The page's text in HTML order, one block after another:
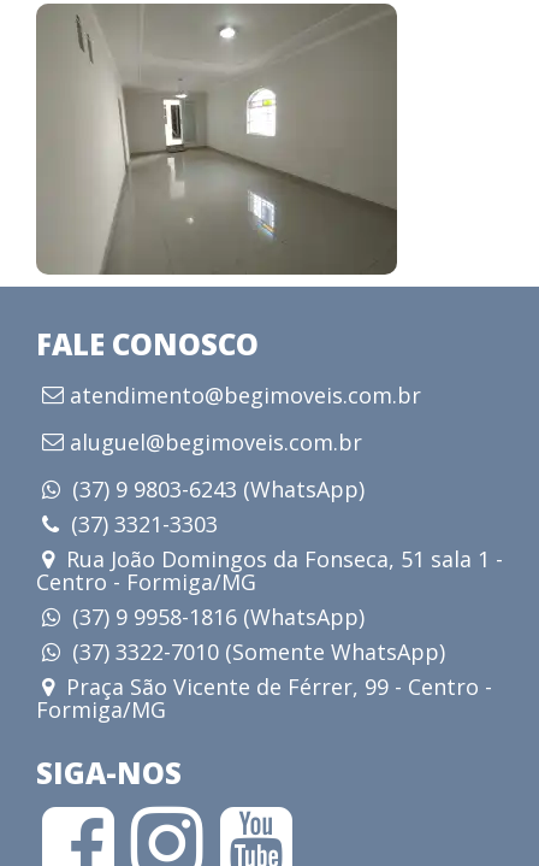
FALE CONOSCO
atendimento@begimoveis.com.br
aluguel@begimoveis.com.br
(37) 9 9803-6243 (WhatsApp)
(37) 3321-3303
Rua João Domingos da Fonseca, 51 sala 1 -
Centro - Formiga/MG
(37) 9 9958-1816 (WhatsApp)
(37) 3322-7010 (Somente WhatsApp)
Praça São Vicente de Férrer, 99 - Centro -
Formiga/MG
SIGA-NOS